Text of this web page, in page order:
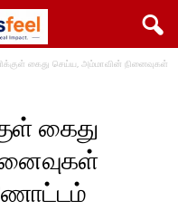
கைது செய்ய, அம்மாவின் நினைவுகள்
கைது